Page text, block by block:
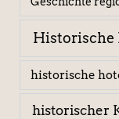
Historische
historische
historischer